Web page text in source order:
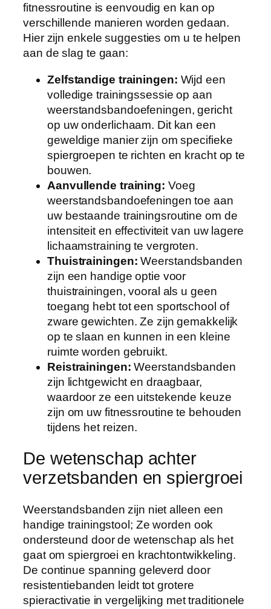
fitnessroutine is eenvoudig en kan op
verschillende manieren worden gedaan.
Hier zijn enkele suggesties om u te helpen
aan de slag te gaan:
Zelfstandige trainingen: Wijd een
volledige trainingssessie op aan
weerstandsbandoefeningen, gericht
op uw onderlichaam. Dit kan een
geweldige manier zijn om specifieke
spiergroepen te richten en kracht op te
bouwen.
Aanvullende training: Voeg
weerstandsbandoefeningen toe aan
uw bestaande trainingsroutine om de
intensiteit en effectiviteit van uw lagere
lichaamstraining te vergroten.
Thuistrainingen: Weerstandsbanden
zijn een handige optie voor
thuistrainingen, vooral als u geen
toegang hebt tot een sportschool of
zware gewichten. Ze zijn gemakkelijk
op te slaan en kunnen in een kleine
ruimte worden gebruikt.
Reistrainingen: Weerstandsbanden
zijn lichtgewicht en draagbaar,
waardoor ze een uitstekende keuze
zijn om uw fitnessroutine te behouden
tijdens het reizen.
De wetenschap achter
verzetsbanden en spiergroei
Weerstandsbanden zijn niet alleen een
handige trainingstool; Ze worden ook
ondersteund door de wetenschap als het
gaat om spiergroei en krachtontwikkeling.
De continue spanning geleverd door
resistentiebanden leidt tot grotere
spieractivatie in vergelijking met traditionele